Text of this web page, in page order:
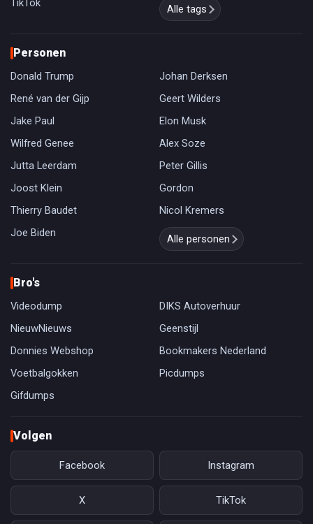
TikTok
Alle tags
Personen
Donald Trump
Johan Derksen
René van der Gijp
Geert Wilders
Jake Paul
Elon Musk
Wilfred Genee
Alex Soze
Jutta Leerdam
Peter Gillis
Joost Klein
Gordon
Thierry Baudet
Nicol Kremers
Joe Biden
Alle personen
Bro's
Videodump
DIKS Autoverhuur
NieuwNieuws
Geenstijl
Donnies Webshop
Bookmakers Nederland
Voetbalgokken
Picdumps
Gifdumps
Volgen
Facebook Instagram
X TikTok